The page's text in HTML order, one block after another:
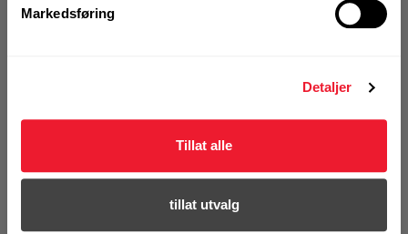
Markedsføring
Detaljer
Tillat alle
tillat utvalg
Merkebokstav X-MC S-5,6/6 F
Logg inn eller
KJØP